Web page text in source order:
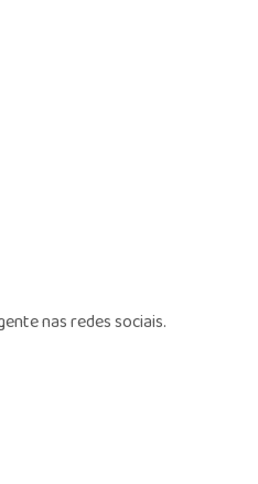
nas redes sociais.